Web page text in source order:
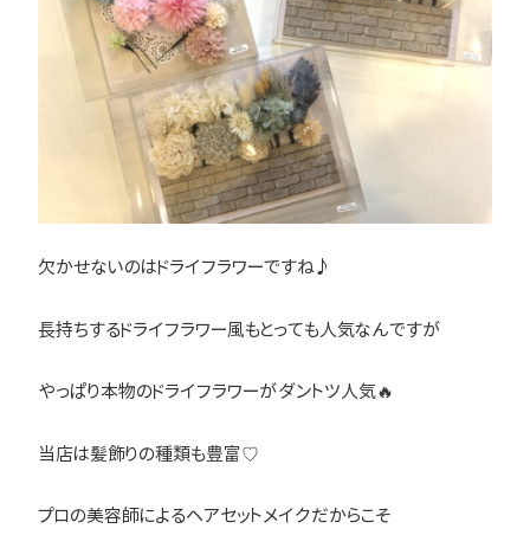
欠かせないのはドライフラワーですね♪
長持ちするドライフラワー風もとっても人気なんですが
やっぱり本物のドライフラワーがダントツ人気🔥
当店は髪飾りの種類も豊富♡
プロの美容師によるヘアセットメイクだからこそ